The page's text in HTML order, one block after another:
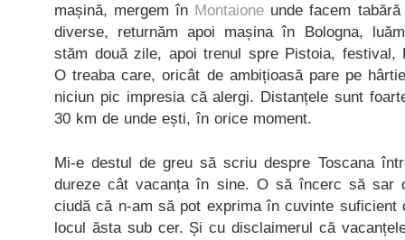
mașină, mergem în Montaione unde facem
diverse, returnăm apoi mașina în Bologna,
stăm două zile, apoi trenul spre Pistoia, festival,
O treaba care, oricât de ambițioasă pare pe
niciun pic impresia că alergi. Distanțele sunt
30 km de unde ești, în orice moment.
Mi-e destul de greu să scriu despre Toscana
dureze cât vacanța în sine. O să încerc să sar
ciudă că n-am să pot exprima în cuvinte suficient
locul ăsta sub cer. Și cu disclaimerul că